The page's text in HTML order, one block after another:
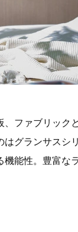
、ファブリック
はグランサスシ
機能性。豊富な